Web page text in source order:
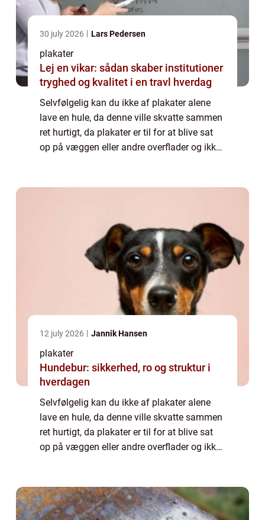
30 july 2026 Lars Pedersen
plakater
Lej en vikar: sådan skaber institutioner
tryghed og kvalitet i en travl hverdag
Selvfølgelig kan du ikke af plakater alene
lave en hule, da denne ville skvatte sammen
ret hurtigt, da plakater er til for at blive sat
op på væggen eller andre overflader og ikke
12 july 2026 Jannik Hansen
plakater
Hundebur: sikkerhed, ro og struktur i
hverdagen
Selvfølgelig kan du ikke af plakater alene
lave en hule, da denne ville skvatte sammen
ret hurtigt, da plakater er til for at blive sat
op på væggen eller andre overflader og ikke